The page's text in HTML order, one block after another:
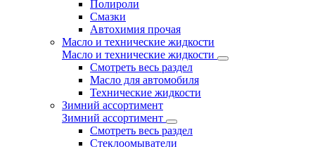
Полироли
Смазки
Автохимия прочая
Масло и технические жидкости
Масло и технические жидкости
Смотреть весь раздел
Масло для автомобиля
Технические жидкости
Зимний ассортимент
Зимний ассортимент
Смотреть весь раздел
Стеклоомыватели